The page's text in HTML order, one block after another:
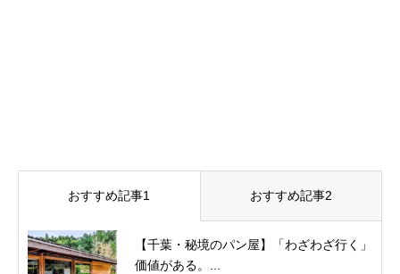
おすすめ記事1 おすすめ記事2
【千葉・秘境のパン屋】「わざわざ行く」
価値がある。...